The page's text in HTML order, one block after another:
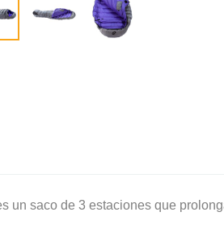
un saco de 3 estaciones que